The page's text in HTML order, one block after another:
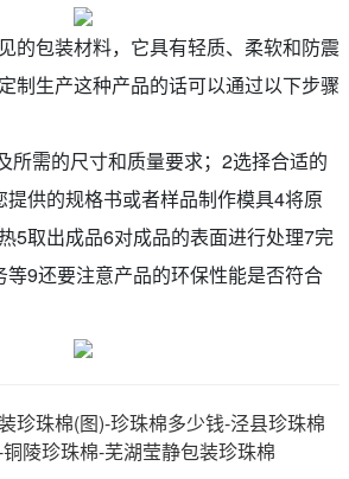
的包装材料，它具有轻质、柔软和防震
制生产这种产品的话可以通过以下步骤
所需的尺寸和质量要求；2选择合适的
供的规格书或者样品制作模具4将原
5取出成品6对成品的表面进行处理7完
等9还要注意产品的环保性能是否符合
珍珠棉(图)-珍珠棉多少钱-泾县珍珠棉
陵珍珠棉-芜湖莹静包装珍珠棉